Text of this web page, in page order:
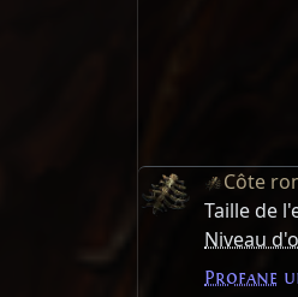
Côte
Taille de
Niveau
Profane